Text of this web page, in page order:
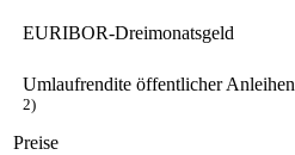
EURIBOR-Dreimonatsgeld
Umlaufrendite öffentlicher Anleihen
2)
Preise